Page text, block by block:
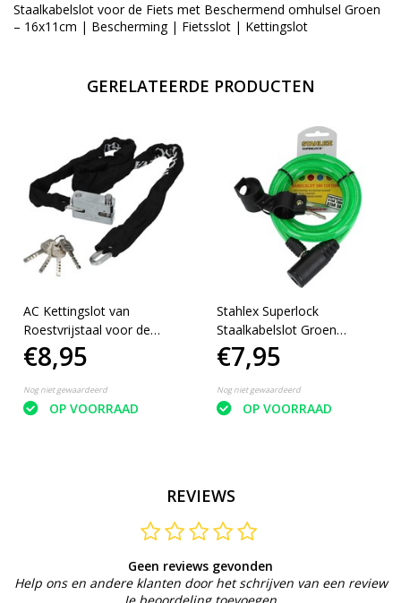
Staalkabelslot voor de Fiets met Beschermend omhulsel Groen
– 16x11cm | Bescherming | Fietsslot | Kettingslot
GERELATEERDE PRODUCTEN
AC Kettingslot van
Roestvrijstaal voor de
Motor, Brommer en
Scooter
€8,95
Nog niet gewaardeerd
OP VOORRAAD
Stahlex Superlock
Staalkabelslot Groen
120cm
€7,95
Nog niet gewaardeerd
OP VOORRAAD
REVIEWS
Geen reviews gevonden
Help ons en andere klanten door het schrijven van een review